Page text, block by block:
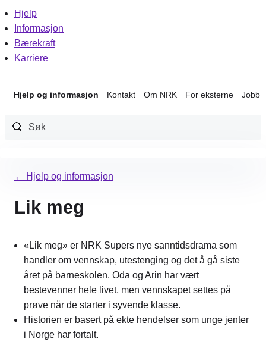
Hjelp
Informasjon
Bærekraft
Karriere
Hjelp og informasjon Kontakt Om NRK For eksterne Jobb
innhold
← Hjelp og informasjon
Lik meg
«Lik meg» er NRK Supers nye sanntidsdrama som
handler om vennskap, utestenging og det å gå siste
året på barneskolen. Oda og Arin har vært
bestevenner hele livet, men vennskapet settes på
prøve når de starter i syvende klasse.
Historien er basert på ekte hendelser som unge jenter
i Norge har fortalt.